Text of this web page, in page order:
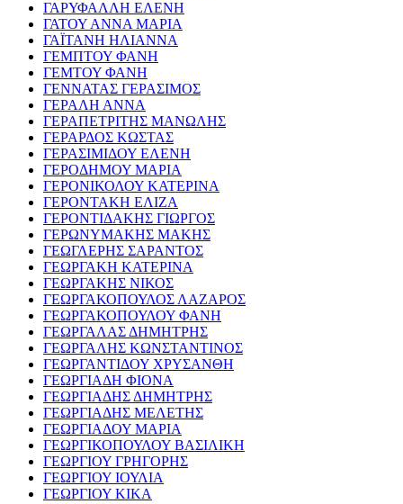
ΓΑΡΥΦΑΛΛΗ ΕΛΕΝΗ
ΓΑΤΟΥ ΑΝΝΑ ΜΑΡΙΑ
ΓΑΪΤΑΝΗ ΗΛΙΑΝΝΑ
ΓΕΜΠΤΟΥ ΦΑΝΗ
ΓΕΜΤΟΥ ΦΑΝΗ
ΓΕΝΝΑΤΑΣ ΓΕΡΑΣΙΜΟΣ
ΓΕΡΑΛΗ ΑΝΝΑ
ΓΕΡΑΠΕΤΡΙΤΗΣ ΜΑΝΩΛΗΣ
ΓΕΡΑΡΔΟΣ ΚΩΣΤΑΣ
ΓΕΡΑΣΙΜΙΔΟΥ ΕΛΕΝΗ
ΓΕΡΟΔΗΜΟΥ ΜΑΡΙΑ
ΓΕΡΟΝΙΚΟΛΟΥ ΚΑΤΕΡΙΝΑ
ΓΕΡΟΝΤΑΚΗ ΕΛΙΖΑ
ΓΕΡΟΝΤΙΔΑΚΗΣ ΓΙΩΡΓΟΣ
ΓΕΡΩΝΥΜΑΚΗΣ ΜΑΚΗΣ
ΓΕΩΓΛΕΡΗΣ ΣΑΡΑΝΤΟΣ
ΓΕΩΡΓΑΚΗ ΚΑΤΕΡΙΝΑ
ΓΕΩΡΓΑΚΗΣ ΝΙΚΟΣ
ΓΕΩΡΓΑΚΟΠΟΥΛΟΣ ΛΑΖΑΡΟΣ
ΓΕΩΡΓΑΚΟΠΟΥΛΟΥ ΦΑΝΗ
ΓΕΩΡΓΑΛΑΣ ΔΗΜΗΤΡΗΣ
ΓΕΩΡΓΑΛΗΣ ΚΩΝΣΤΑΝΤΙΝΟΣ
ΓΕΩΡΓΑΝΤΙΔΟΥ ΧΡΥΣΑΝΘΗ
ΓΕΩΡΓΙΑΔΗ ΦΙΟΝΑ
ΓΕΩΡΓΙΑΔΗΣ ΔΗΜΗΤΡΗΣ
ΓΕΩΡΓΙΑΔΗΣ ΜΕΛΕΤΗΣ
ΓΕΩΡΓΙΑΔΟΥ ΜΑΡΙΑ
ΓΕΩΡΓΙΚΟΠΟΥΛΟΥ ΒΑΣΙΛΙΚΗ
ΓΕΩΡΓΙΟΥ ΓΡΗΓΟΡΗΣ
ΓΕΩΡΓΙΟΥ ΙΟΥΛΙΑ
ΓΕΩΡΓΙΟΥ ΚΙΚΑ